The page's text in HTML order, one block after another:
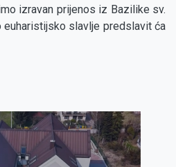
izravan prijenos iz Bazilike sv.
euharistijsko slavlje predslavit ća